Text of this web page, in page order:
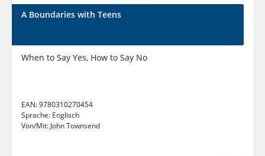
A Boundaries with Teens
When to Say Yes, How to Say No
EAN:9780310270454
Sprache: Englisch
Von/Mit: John Townsend